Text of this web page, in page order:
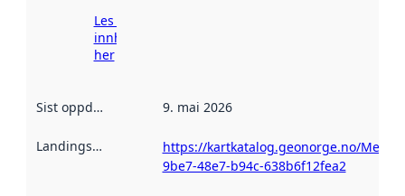
Les meir om
innhenting
her
Sist oppdatert 9. mai 2026
Landingsside
https://kartkatalog.geonorge.no/
9be7-48e7-b94c-638b6f12fea2